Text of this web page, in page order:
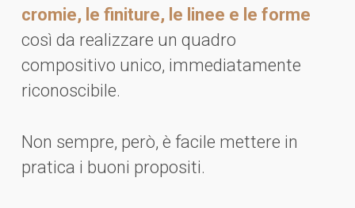
cromie, le finiture, le linee e le forme
così da realizzare un quadro
compositivo unico, immediatamente
riconoscibile.
Non sempre, però, è facile mettere in
pratica i buoni propositi.